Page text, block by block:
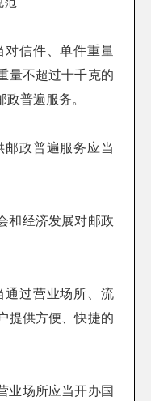
对信件、单件重量
量不超过十千克的
普遍服务。
政普遍服务应当
和经济发展对邮政
通过营业场所、流
提供方便、快捷的
业场所应当开办国